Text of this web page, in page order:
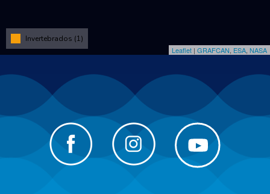
Invertebrados (1)
Leaflet | GRAFCAN ESA NASA